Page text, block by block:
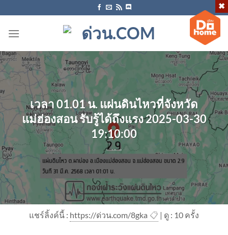
ไป
เวลา 01.01 น. แผ่นดินไหวที่จังหวัด
แม่ฮ่องสอน รับรู้ได้ถึงแรง 2025-03-30
19:10:00
แชร์ลิ้งค์นี้ : https://ด่วน.com/8gka 📋 | ดู : 10 ครั้ง